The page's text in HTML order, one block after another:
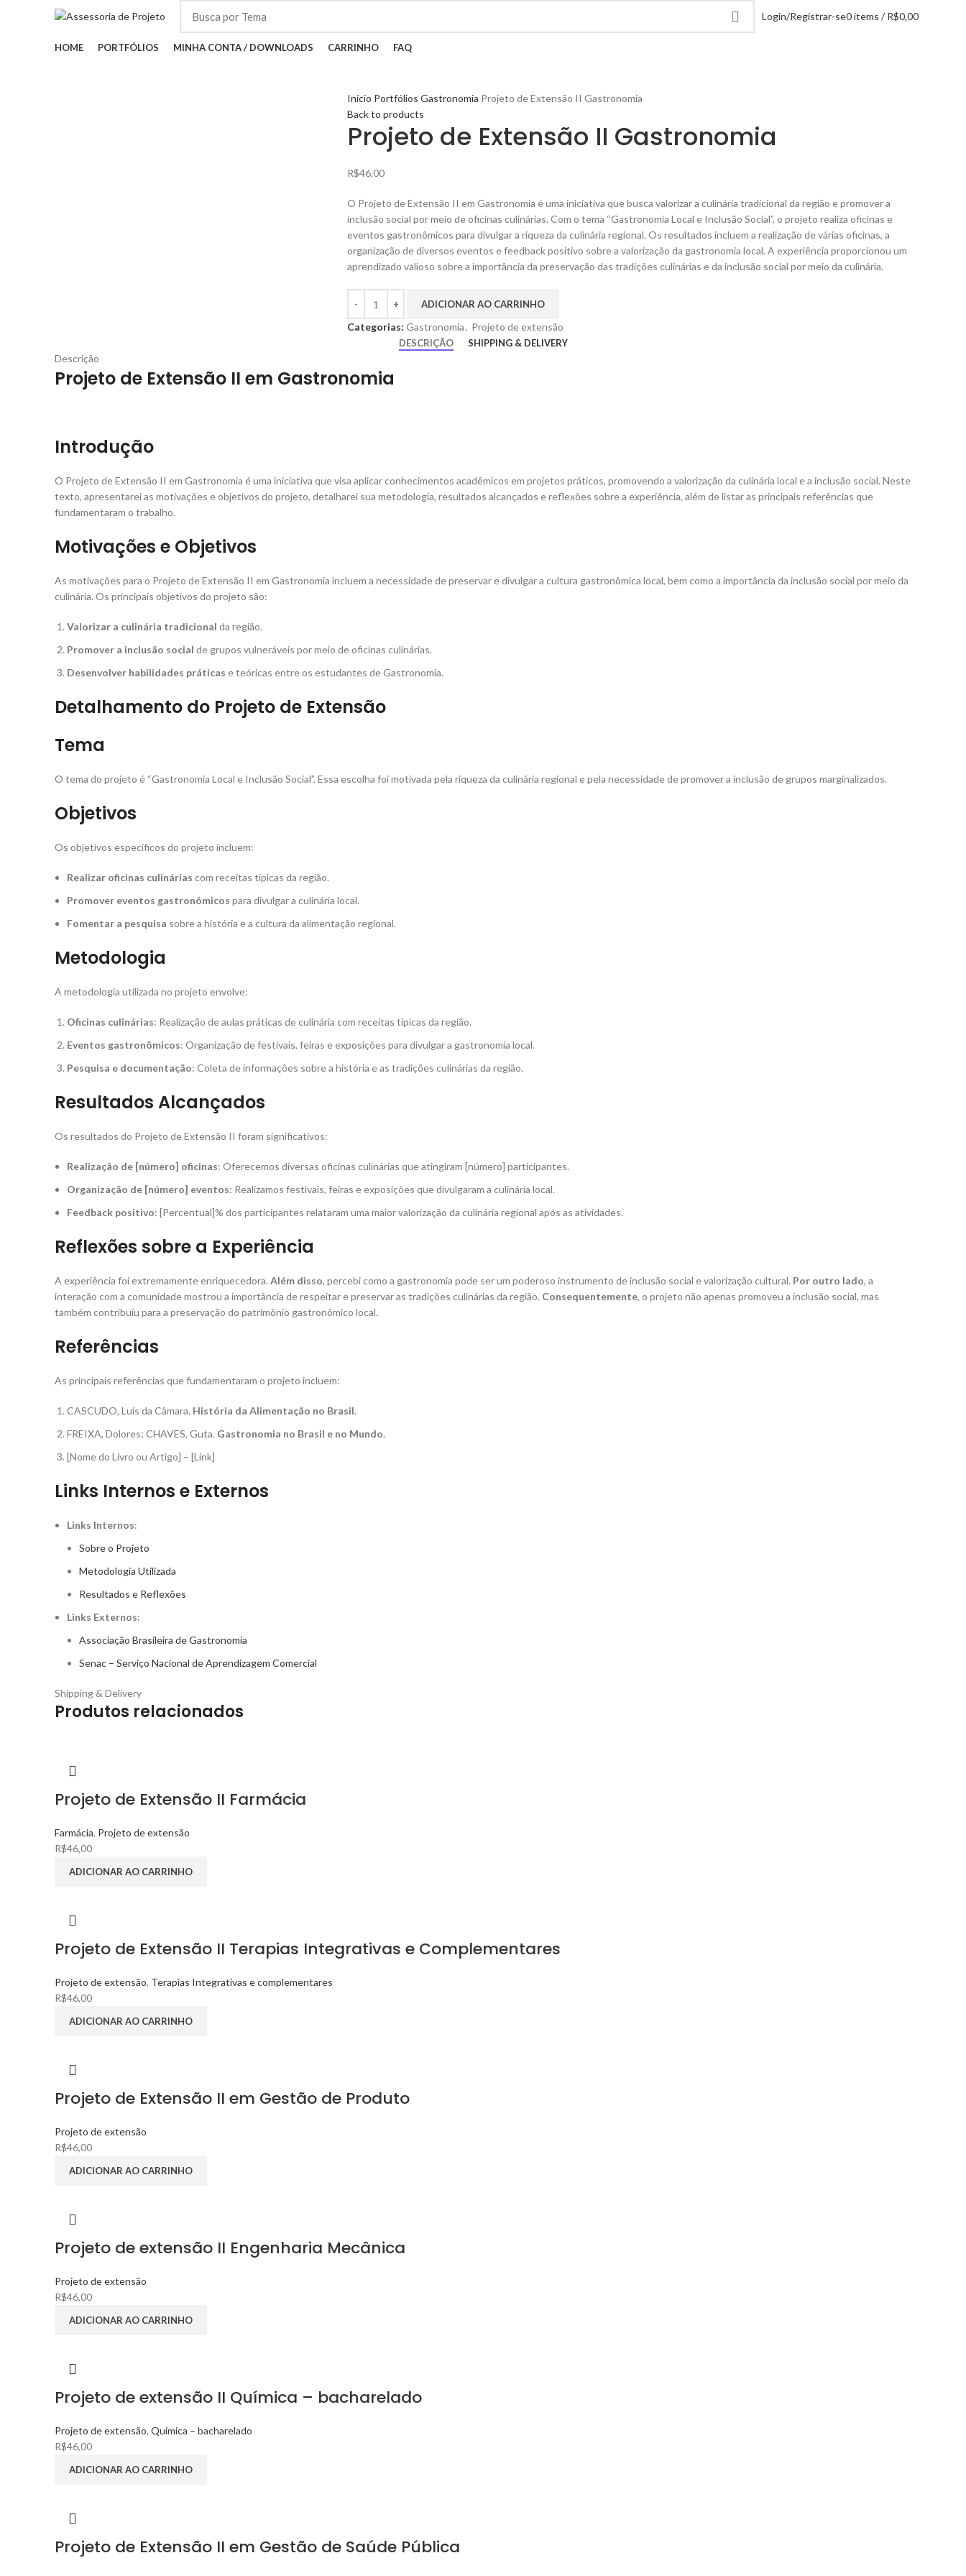
Login/Registrar-se0items / R$0,00
HOME PORTFÓLIOS MINHA CONTA / DOWNLOADS CARRINHO FAQ
Início PortfóliosGastronomia Projeto de Extensão II Gastronomia
Back to products
Projeto de Extensão II Gastronomia
R$46,00
O Projeto de Extensão II em Gastronomia é uma iniciativa que busca valorizar a culinária tradicional da região e promover a
inclusão social por meio de oficinas culinárias. Com o tema “Gastronomia Local e Inclusão Social”, o projeto realiza oficinas e
eventos gastronômicos para divulgar a riqueza da culinária regional. Os resultados incluem a realização de várias oficinas, a
organização de diversos eventos e feedback positivo sobre a valorização da gastronomia local. A experiência proporcionou um
aprendizado valioso sobre a importância da preservação das tradições culinárias e da inclusão social por meio da culinária.
ADICIONAR AO CARRINHO
Categorias: Gastronomia, Projeto de extensão
DESCRIÇÃO SHIPPING & DELIVERY
Descrição
Projeto de Extensão II em Gastronomia
Introdução
O Projeto de Extensão II em Gastronomia é uma iniciativa que visa aplicar conhecimentos acadêmicos em projetos práticos, promovendo a valorização da culinária local e a inclusão social. Neste
texto, apresentarei as motivações e objetivos do projeto, detalharei sua metodologia, resultados alcançados e reflexões sobre a experiência, além de listar as principais referências que
fundamentaram o trabalho.
Motivações e Objetivos
As motivações para o Projeto de Extensão II em Gastronomia incluem a necessidade de preservar e divulgar a cultura gastronômica local, bem como a importância da inclusão social por meio da
culinária. Os principais objetivos do projeto são:
Valorizar a culinária tradicional da região.
Promover a inclusão social de grupos vulneráveis por meio de oficinas culinárias.
Desenvolver habilidades práticas e teóricas entre os estudantes de Gastronomia.
Detalhamento do Projeto de Extensão
Tema
O tema do projeto é “Gastronomia Local e Inclusão Social”. Essa escolha foi motivada pela riqueza da culinária regional e pela necessidade de promover a inclusão de grupos marginalizados.
Objetivos
Os objetivos específicos do projeto incluem:
Realizar oficinas culinárias com receitas típicas da região.
Promover eventos gastronômicos para divulgar a culinária local.
Fomentar a pesquisa sobre a história e a cultura da alimentação regional.
Metodologia
A metodologia utilizada no projeto envolve:
Oficinas culinárias: Realização de aulas práticas de culinária com receitas típicas da região.
Eventos gastronômicos: Organização de festivais, feiras e exposições para divulgar a gastronomia local.
Pesquisa e documentação: Coleta de informações sobre a história e as tradições culinárias da região.
Resultados Alcançados
Os resultados do Projeto de Extensão II foram significativos:
Realização de [número] oficinas: Oferecemos diversas oficinas culinárias que atingiram [número] participantes.
Organização de [número] eventos: Realizamos festivais, feiras e exposições que divulgaram a culinária local.
Feedback positivo: [Percentual]% dos participantes relataram uma maior valorização da culinária regional após as atividades.
Reflexões sobre a Experiência
A experiência foi extremamente enriquecedora. Além disso, percebi como a gastronomia pode ser um poderoso instrumento de inclusão social e valorização cultural. Por outro lado, a
interação com a comunidade mostrou a importância de respeitar e preservar as tradições culinárias da região. Consequentemente, o projeto não apenas promoveu a inclusão social, mas
também contribuiu para a preservação do patrimônio gastronômico local.
Referências
As principais referências que fundamentaram o projeto incluem:
CASCUDO, Luís da Câmara. História da Alimentação no Brasil.
FREIXA, Dolores; CHAVES, Guta. Gastronomia no Brasil e no Mundo.
[Nome do Livro ou Artigo] – [Link]
Links Internos e Externos
Links Internos:
Sobre o Projeto
Metodologia Utilizada
Resultados e Reflexões
Links Externos:
Associação Brasileira de Gastronomia
Senac – Serviço Nacional de Aprendizagem Comercial
Shipping & Delivery
Produtos relacionados
Projeto de Extensão II Farmácia
Farmácia, Projeto de extensão
R$46,00
ADICIONAR AO CARRINHO
Projeto de Extensão II Terapias Integrativas e Complementares
Projeto de extensão, Terapias Integrativas e complementares
R$46,00
ADICIONAR AO CARRINHO
Projeto de Extensão II em Gestão de Produto
Projeto de extensão
R$46,00
ADICIONAR AO CARRINHO
Projeto de extensão II Engenharia Mecânica
Projeto de extensão
R$46,00
ADICIONAR AO CARRINHO
Projeto de extensão II Química – bacharelado
Projeto de extensão, Química – bacharelado
R$46,00
ADICIONAR AO CARRINHO
Projeto de Extensão II em Gestão de Saúde Pública